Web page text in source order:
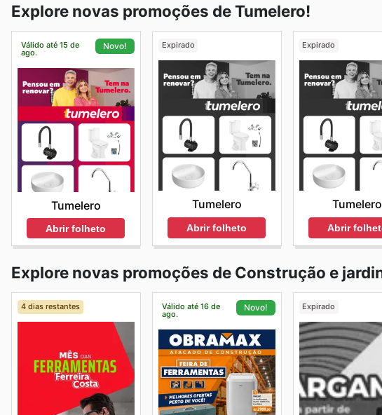
Explore novas promoções de Tumelero!
Válido até 15 de
ago.
Novo!
Tumelero
Abrir folheto
Expirado
Tumelero
Abrir folheto
Expirado
Tumelero
Abrir
Explore novas promoções de Construção e
4 dias restantes Válido até 16 de
ago.
Novo! Expirado